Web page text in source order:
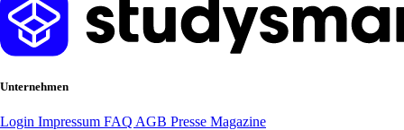
Unternehmen
Login Impressum FAQ AGB Presse Magazine